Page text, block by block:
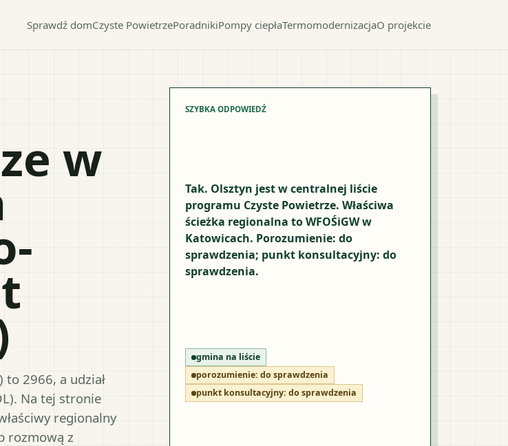
Sprawdź domCzyste PowietrzePoradnikiPompy ciepłaTermomodernizacjaO projekcie
w
2966, a udział
Na tej stronie
regionalny
rozmową z
SZYBKA ODPOWIEDŹ
Tak. Olsztyn jest w centralnej liście
programu Czyste Powietrze. Właściwa
ścieżka regionalna to WFOŚiGW w
Katowicach. Porozumienie: do
sprawdzenia; punkt konsultacyjny: do
sprawdzenia.
gmina na liście
porozumienie: do sprawdzenia
punkt konsultacyjny: do sprawdzenia